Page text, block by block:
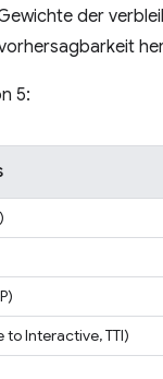
der
5:
to Interactive, TTI)